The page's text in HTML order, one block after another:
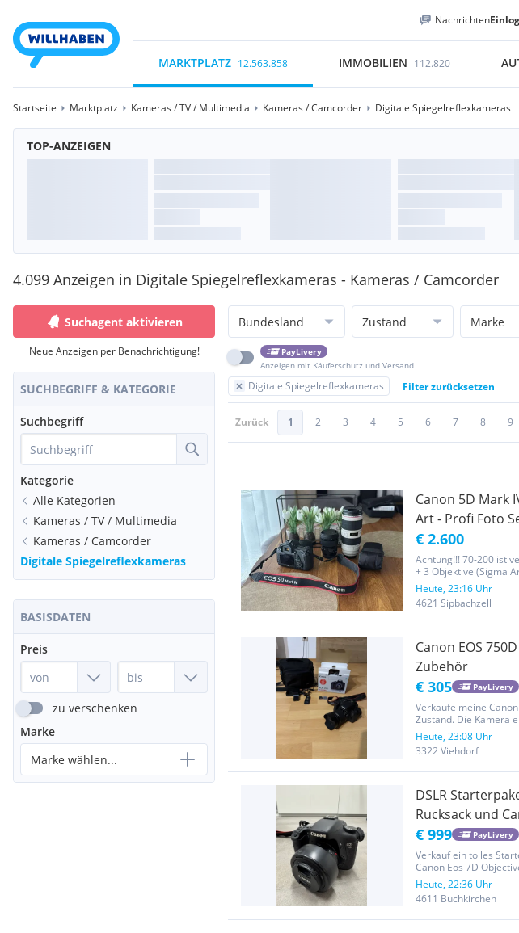
Nachrichten
MARKTPLATZ 12.563.858 IMMOBILIEN 112.820
Startseite Marktplatz Kameras / TV / Multimedia Kameras / Camcorder Digitale Spiegelreflexkameras
TOP-ANZEIGEN
4.099 Anzeigen in Digitale Spiegelreflexkameras - Kameras / Camcorder
Suchagent aktivieren
Neue Anzeigen per Benachrichtigung!
SUCHBEGRIFF & KATEGORIE
Suchbegriff
Kategorie
Alle Kategorien
Kameras / TV / Multimedia
Kameras / Camcorder
Digitale Spiegelreflexkameras
BASISDATEN
Preis
zu verschenken
Marke
Marke wählen...
Bundesland Zustand Marke
PayLivery
Anzeigen mit Käuferschutz und Versand
Digitale Spiegelreflexkameras Filter zurücksetzen
Zurück 1 2 3 4 5 6 7 8 9
Canon 5D Mark
Art - Profi Foto
€ 2.600
Achtung!!! 70-200 ist
+ 3 Objektive (Sigma
Set zu verkaufen. Die
und
Heute, 23:16 Uhr
4621 Sipbachzell
Canon EOS
Zubehör
€ 305 PayLivery
Verkaufe meine
Zustand. Die Kamera
ambitionierte
Bildqualität. Im
Kameragehäuse *...
Heute, 23:08 Uhr
3322 Viehdorf
DSLR
Rucksack und
€ 999 PayLivery
Verkauf ein tolles
Canon Eos 7D
Canon EF 200 1:2.8 L
Original Canon Blitz
Heute, 22:36 Uhr
4611 Buchkirchen